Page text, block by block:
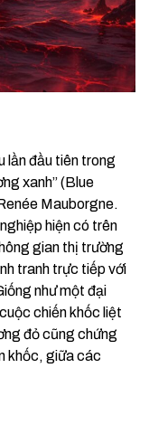
lần đầu tiên trong
xanh” (Blue
Mauborgne.
hiện có trên
gian thị trường
tranh trực tiếp với
như một đại
chiến khốc liệt
đỏ cũng chứng
khốc, giữa các